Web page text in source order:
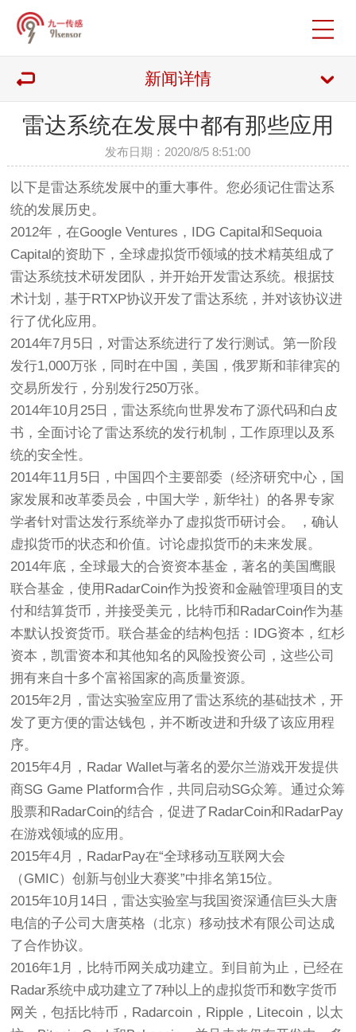
新闻详情
雷达系统在发展中都有那些应用
发布日期：2020/8/5 8:51:00
以下是雷达系统发展中的重大事件。您必须记住雷达系
统的发展历史。
2012年，在Google Ventures，IDG Capital和Sequoia
Capital的资助下，全球虚拟货币领域的技术精英组成了
雷达系统技术研发团队，并开始开发雷达系统。根据技
术计划，基于RTXP协议开发了雷达系统，并对该协议进
行了优化应用。
2014年7月5日，对雷达系统进行了发行测试。第一阶段
发行1,000万张，同时在中国，美国，俄罗斯和菲律宾的
交易所发行，分别发行250万张。
2014年10月25日，雷达系统向世界发布了源代码和白皮
书，全面讨论了雷达系统的发行机制，工作原理以及系
统的安全性。
2014年11月5日，中国四个主要部委（经济研究中心，国
家发展和改革委员会，中国大学，新华社）的各界专家
学者针对雷达发行系统举办了虚拟货币研讨会。 ，确认
虚拟货币的状态和价值。讨论虚拟货币的未来发展。
2014年底，全球最大的合资资本基金，著名的美国鹰眼
联合基金，使用RadarCoin作为投资和金融管理项目的支
付和结算货币，并接受美元，比特币和RadarCoin作为基
本默认投资货币。联合基金的结构包括：IDG资本，红杉
资本，凯雷资本和其他知名的风险投资公司，这些公司
拥有来自十多个富裕国家的高质量资源。
2015年2月，雷达实验室应用了雷达系统的基础技术，开
发了更方便的雷达钱包，并不断改进和升级了该应用程
序。
2015年4月，Radar Wallet与著名的爱尔兰游戏开发提供
商SG Game Platform合作，共同启动SG众筹。通过众筹
股票和RadarCoin的结合，促进了RadarCoin和RadarPay
在游戏领域的应用。
2015年4月，RadarPay在“全球移动互联网大会
（GMIC）创新与创业大赛奖”中排名第15位。
2015年10月14日，雷达实验室与我国资深通信巨头大唐
电信的子公司大唐英格（北京）移动技术有限公司达成
了合作协议。
2016年1月，比特币网关成功建立。到目前为止，已经在
Radar系统中成功建立了7种以上的虚拟货币和数字货币
网关，包括比特币，Radarcoin，Ripple，Litecoin，以太